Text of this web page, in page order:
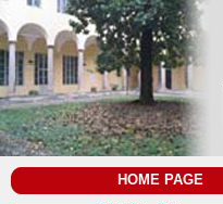
HOME PAGE